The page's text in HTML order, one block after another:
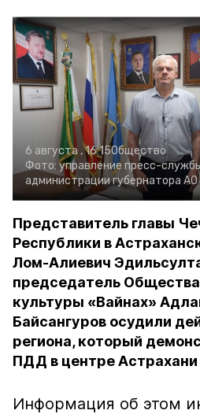
6 августа , 16:15Общество
Фото: управление пресс-
администрации губернатора АО
Представитель главы
Республики в
Лом-Алиевич
председатель
культуры «Вайнах»
Байсангуров осудили
региона, который
ПДД в центре Астрахани
Информация об этом